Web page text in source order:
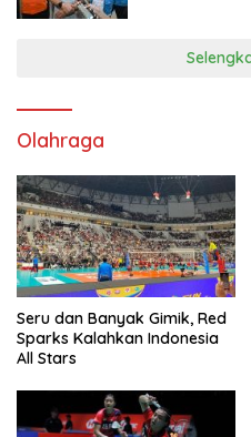
Olahraga
Seru dan Banyak Gimik, Red
Sparks Kalahkan Indonesia
All Stars